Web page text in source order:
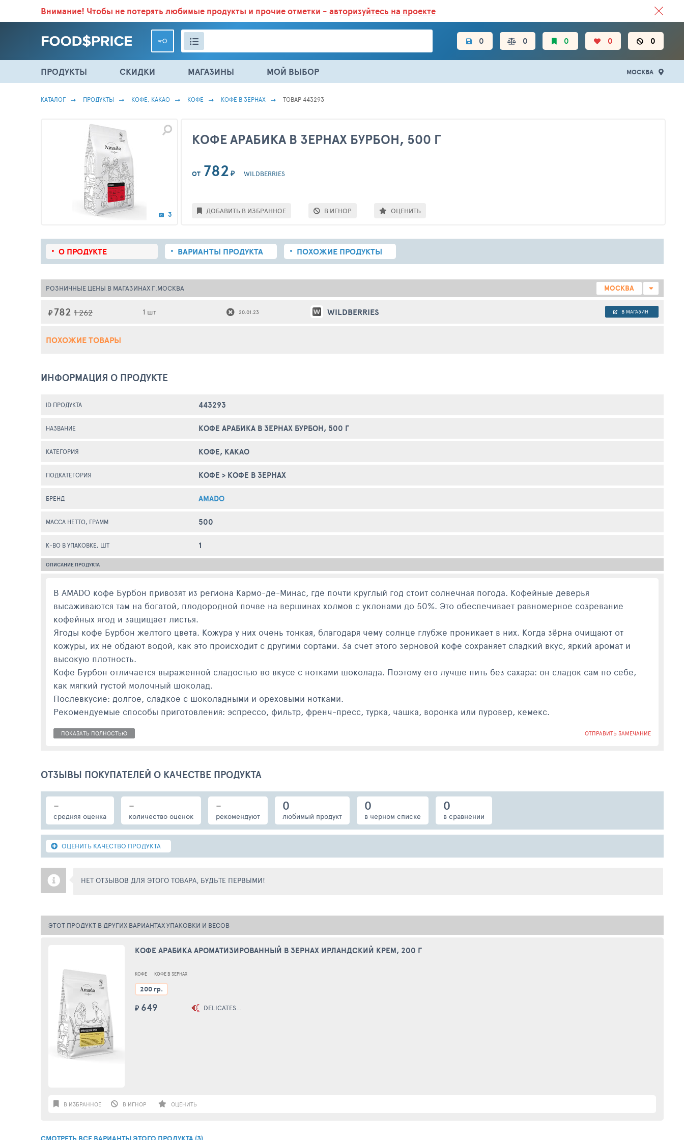
ВСЕ СКИДКИ И ВЫГОДНЫЕ ЦЕНЫ НА ПРОДУКТЫ В МАГАЗИНАХ.БОЛЬШЕ 100 000 ТОВАРОВ. ЕЖЕДНЕВНОЕ ОБНОВЛЕНИЕ ЦЕН.
Внимание! Чтобы не потерять любимые продукты и прочие отметки - авторизуйтесь на проекте
0 0 0 0 0
ПРОДУКТЫ СКИДКИ МАГАЗИНЫ МОЙ ВЫБОР МОСКВА
КАТАЛОГ ПРОДУКТЫ КОФЕ, КАКАО КОФЕ КОФЕ В ЗЕРНАХ ТОВАР 443293
КОФЕ АРАБИКА В ЗЕРНАХ БУРБОН, 500 Г
3
ОТ 782 ₽ WILDBERRIES
ДОБАВИТЬ В ИЗБРАННОЕ В ИГНОР ОЦЕНИТЬ
О ПРОДУКТЕ ВАРИАНТЫ ПРОДУКТА ПОХОЖИЕ ПРОДУКТЫ
РОЗНИЧНЫЕ ЦЕНЫ В МАГАЗИНАХ Г.МОСКВА МОСКВА
₽ 782 1 262 1 шт 20.01.23 WILDBERRIES В МАГАЗИН
ПОХОЖИЕ ТОВАРЫ
ИНФОРМАЦИЯ О ПРОДУКТЕ
ID ПРОДУКТА 443293
НАЗВАНИЕ КОФЕ АРАБИКА В ЗЕРНАХ БУРБОН, 500 Г
КАТЕГОРИЯ КОФЕ, КАКАО
ПОДКАТЕГОРИЯ КОФЕ > КОФЕ В ЗЕРНАХ
БРЕНД AMADO
МАССА НЕТТО, ГРАММ 500
К-ВО В УПАКОВКЕ, ШТ 1
ОПИСАНИЕ ПРОДУКТА
В AMADO кофе Бурбон привозят из региона Кармо-де-Минас, где почти круглый год стоит солнечная погода. Кофейные деверья
высаживаются там на богатой, плодородной почве на вершинах холмов с уклонами до 50%. Это обеспечивает равномерное созревание
кофейных ягод и защищает листья.
Ягоды кофе Бурбон желтого цвета. Кожура у них очень тонкая, благодаря чему солнце глубже проникает в них. Когда зёрна очищают от
кожуры, их не обдают водой, как это происходит с другими сортами. За счет этого зерновой кофе сохраняет сладкий вкус, яркий аромат и
высокую плотность.
Кофе Бурбон отличается выраженной сладостью во вкусе с нотками шоколада. Поэтому его лучше пить без сахара: он сладок сам по себе,
как мягкий густой молочный шоколад.
Послевкусие: долгое, сладкое с шоколадными и ореховыми нотками.
Рекомендуемые способы приготовления: эспрессо, фильтр, френч-пресс, турка, чашка, воронка или пуровер, кемекс.
ПОКАЗАТЬ ПОЛНОСТЬЮ ОТПРАВИТЬ ЗАМЕЧАНИЕ
ОТЗЫВЫ ПОКУПАТЕЛЕЙ О КАЧЕСТВЕ ПРОДУКТА
-
средняя оценка
-
количество оценок
-
рекомендуют
0
любимый продукт
0
в черном списке
0
в сравнении
ОЦЕНИТЬ КАЧЕСТВО ПРОДУКТА
НЕТ ОТЗЫВОВ ДЛЯ ЭТОГО ТОВАРА, БУДЬТЕ ПЕРВЫМИ!
ЭТОТ ПРОДУКТ В ДРУГИХ ВАРИАНТАХ УПАКОВКИ И ВЕСОВ
КОФЕ АРАБИКА АРОМАТИЗИРОВАННЫЙ В ЗЕРНАХ ИРЛАНДСКИЙ КРЕМ, 200 Г
КОФЕ КОФЕ В ЗЕРНАХ
200 гр.
₽ 649 DELICATESKA
В ИЗБРАННОЕ В ИГНОР ОЦЕНИТЬ